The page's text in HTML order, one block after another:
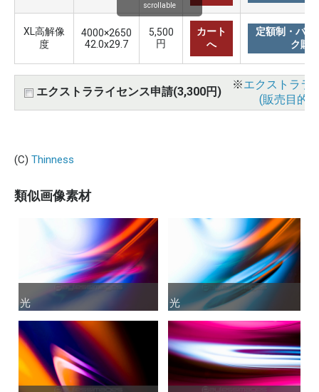
XL高解像
度
4000×2650
42.0x29.7
5,500
円
カート
へ
定額制・バリ
ク購
エクストラライセンス申請(3,300円)
※エクストララ
(販売目的
scrollable
(C) Thinness
類似画像素材
光
光 光
光